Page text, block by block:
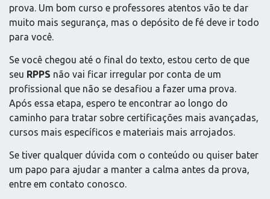
prova. Um bom curso e professores atentos vão te dar
muito mais segurança, mas o depósito de fé deve ir todo
para você.
Se você chegou até o final do texto, estou certo de que
seu RPPS não vai ficar irregular por conta de um
profissional que não se desafiou a fazer uma prova.
Após essa etapa, espero te encontrar ao longo do
caminho para tratar sobre certificações mais avançadas,
cursos mais específicos e materiais mais arrojados.
Se tiver qualquer dúvida com o conteúdo ou quiser bater
um papo para ajudar a manter a calma antes da prova,
entre em contato conosco.